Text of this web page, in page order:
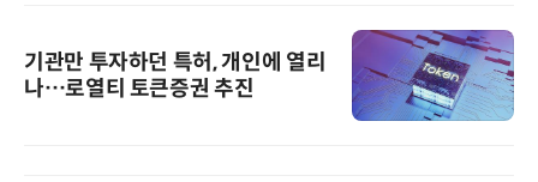
기관만 투자하던 특허, 개인에 열리
나…로열티 토큰증권 추진